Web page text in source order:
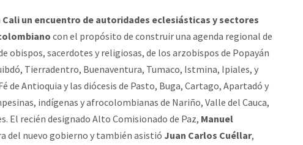
Cali un encuentro de autoridades eclesiásticas y sectores
con el propósito de construir una agenda regional de
obispos, sacerdotes y religiosas, de los arzobispos de Popayán
Tierradentro, Buenaventura, Tumaco, Istmina, Ipiales, y
de Antioquia y las diócesis de Pasto, Buga, Cartago, Apartadó y
indígenas y afrocolombianas de Nariño, Valle del Cauca,
El recién designado Alto Comisionado de Paz, Manuel
del nuevo gobierno y también asistió Juan Carlos Cuéllar,